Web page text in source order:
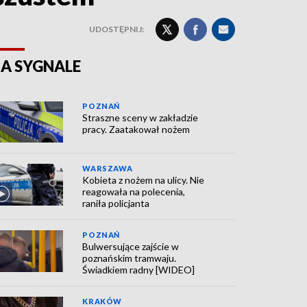
UDOSTĘPNIJ:
SYGNALE
POZNAŃ
Straszne sceny w zakładzie
pracy. Zaatakował nożem
WARSZAWA
Kobieta z nożem na ulicy. Nie
reagowała na polecenia,
raniła policjanta
POZNAŃ
Bulwersujące zajście w
poznańskim tramwaju.
Świadkiem radny [WIDEO]
KRAKÓW